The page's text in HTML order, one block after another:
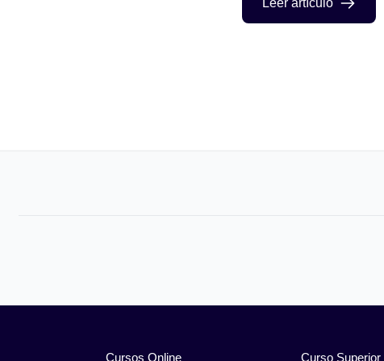
Cursos Online Curso